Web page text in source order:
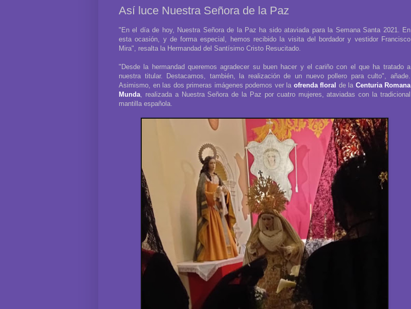
Así luce Nuestra Señora de la Paz
"En el día de hoy, Nuestra Señora de la Paz ha sido ataviada para la Semana Santa 2021. En
esta ocasión, y de forma especial, hemos recibido la visita del bordador y vestidor Francisco
Mira", resalta la Hermandad del Santísimo Cristo Resucitado.
"Desde la hermandad queremos agradecer su buen hacer y el cariño con el que ha tratado a
nuestra titular. Destacamos, también, la realización de un nuevo pollero para culto", añade.
Asimismo, en las dos primeras imágenes podemos ver la ofrenda floral de la Centuria Romana
Munda , realizada a Nuestra Señora de la Paz por cuatro mujeres, ataviadas con la tradicional
mantilla española.